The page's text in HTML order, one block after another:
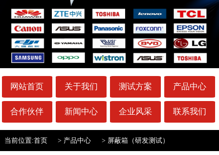
网站首页 关于我们 测试方案 产品中心
合作伙伴 新闻中心 企业风采 联系我们
当前位置:首页 > 产品中心 > 屏蔽箱（研发测试）